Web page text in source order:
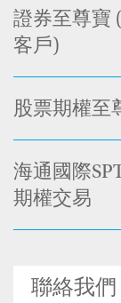
證券至尊寶
客戶)
股票期權至
海通國際
期權交易
聯絡我們